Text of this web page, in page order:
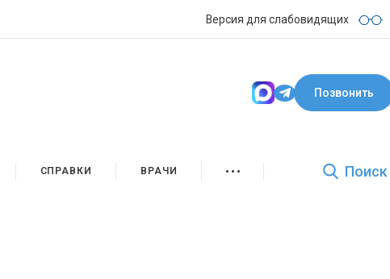
Версия для слабовидящих
Позвонить
СПРАВКИ ВРАЧИ Поиск